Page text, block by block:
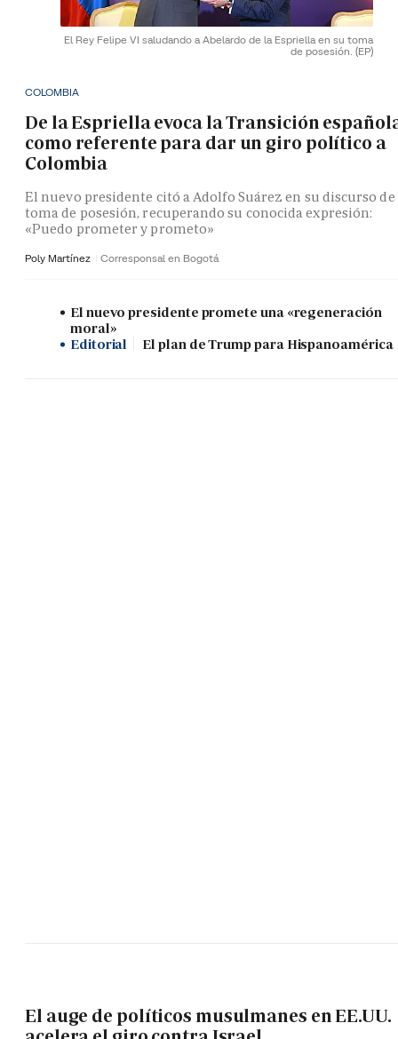
El Rey Felipe VI saludando a Abelardo de la Espriella en su toma
de posesión. (EP)
COLOMBIA
De la Espriella evoca la Transición
como referente para dar un giro político a
Colombia
El nuevo presidente citó a Adolfo Suárez en su discurso de
toma de posesión, recuperando su conocida expresión:
«Puedo prometer y prometo»
Poly Martínez Corresponsal en Bogotá
El nuevo presidente promete una «regeneración
moral»
Editorial
El plan de Trump para Hispanoamérica
El auge de políticos musulmanes en EE.UU.